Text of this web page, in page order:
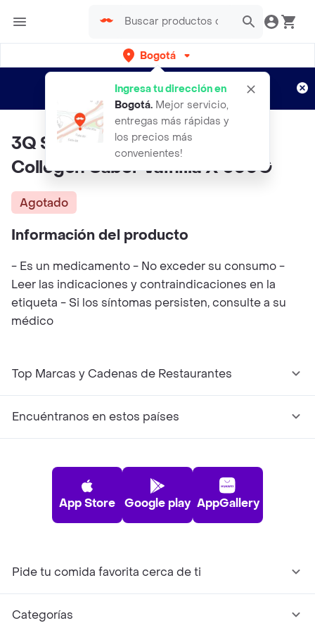
Bogotá
Ingresa tu dirección en
Bogotá. Mejor servicio,
entregas más rápidas y
los precios más
convenientes!
envíos gratis por semanas
Aplican TyC
3Q Sas Colageno Hidrolizado
Collegen Sabor Vainilla X 300G
Agotado
Información del producto
- Es un medicamento - No exceder su consumo -
Leer las indicaciones y contraindicaciones en la
etiqueta - Si los síntomas persisten, consulte a su
médico
Top Marcas y Cadenas de Restaurantes
Encuéntranos en estos países
App Store Google play AppGallery
Pide tu comida favorita cerca de ti
Categorías